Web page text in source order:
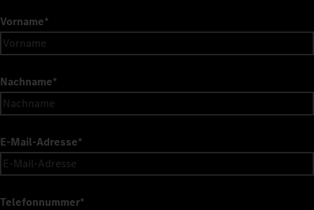
Vorname*
Nachname*
E-Mail-Adresse*
Telefonnummer*